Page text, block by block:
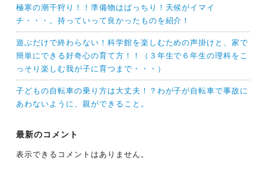
極寒の潮干狩り！！準備物はばっちり！天候がイマイ
チ・・・。持っていって良かったものを紹介！
遊ぶだけで終わらない！科学館を楽しむための声掛けと、家で
簡単にできる好奇心の育て方！！（３年生で６年生の理科をこ
っそり楽しむ我が子に育つまで・・・）
子どもの自転車の乗り方は大丈夫！？わが子が自転車で事故に
あわないように、親ができること。
最新のコメント
表示できるコメントはありません。